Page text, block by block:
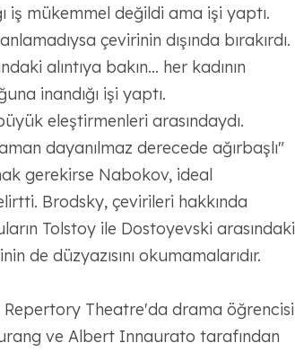
iş mükemmel değildi ama işi yaptı.
çevirinin dışında bırakırdı.
alıntıya bakın... her kadının
inandığı işi yaptı.
eleştirmenleri arasındaydı.
dayanılmaz derecede ağırbaşlı"
gerekirse Nabokov, ideal
Brodsky, çevirileri hakkında
Tolstoy ile Dostoyevski arasındaki
de düzyazısını okumamalarıdır.
Repertory Theatre'da drama öğrencisi
ve Albert Innaurato tarafından